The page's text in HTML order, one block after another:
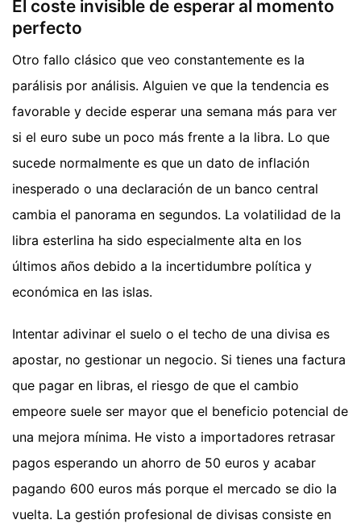
El coste invisible de esperar al momento
perfecto
Otro fallo clásico que veo constantemente es la
parálisis por análisis. Alguien ve que la tendencia es
favorable y decide esperar una semana más para ver
si el euro sube un poco más frente a la libra. Lo que
sucede normalmente es que un dato de inflación
inesperado o una declaración de un banco central
cambia el panorama en segundos. La volatilidad de la
libra esterlina ha sido especialmente alta en los
últimos años debido a la incertidumbre política y
económica en las islas.
Intentar adivinar el suelo o el techo de una divisa es
apostar, no gestionar un negocio. Si tienes una factura
que pagar en libras, el riesgo de que el cambio
empeore suele ser mayor que el beneficio potencial de
una mejora mínima. He visto a importadores retrasar
pagos esperando un ahorro de 50 euros y acabar
pagando 600 euros más porque el mercado se dio la
vuelta. La gestión profesional de divisas consiste en